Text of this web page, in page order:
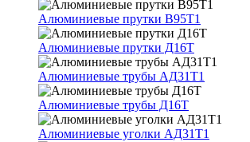
Алюминиевые прутки В95Т1
Алюминиевые прутки Д16Т
Алюминиевые трубы АД31Т1
Алюминиевые трубы Д16Т
Алюминиевые уголки АД31Т1